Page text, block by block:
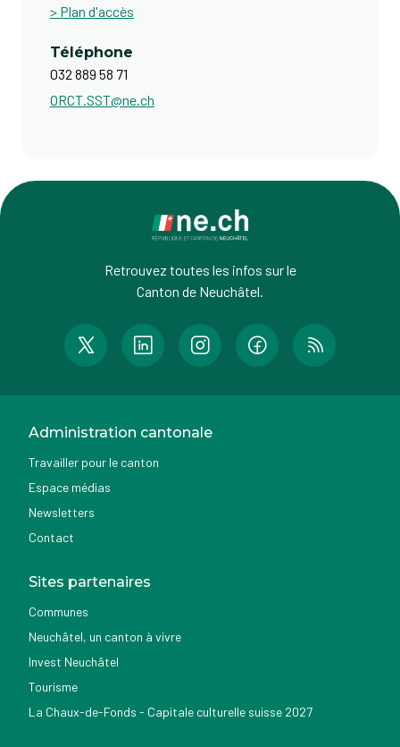
> Plan d'accès
Téléphone
032 889 58 71
ORCT.SST@ne.ch
Retrouvez toutes les infos sur le
Canton de Neuchâtel.
Administration cantonale
Travailler pour le canton
Espace médias
Newsletters
Contact
Sites partenaires
Communes
Neuchâtel, un canton à vivre
Invest Neuchâtel
Tourisme
La Chaux-de-Fonds - Capitale culturelle suisse 2027